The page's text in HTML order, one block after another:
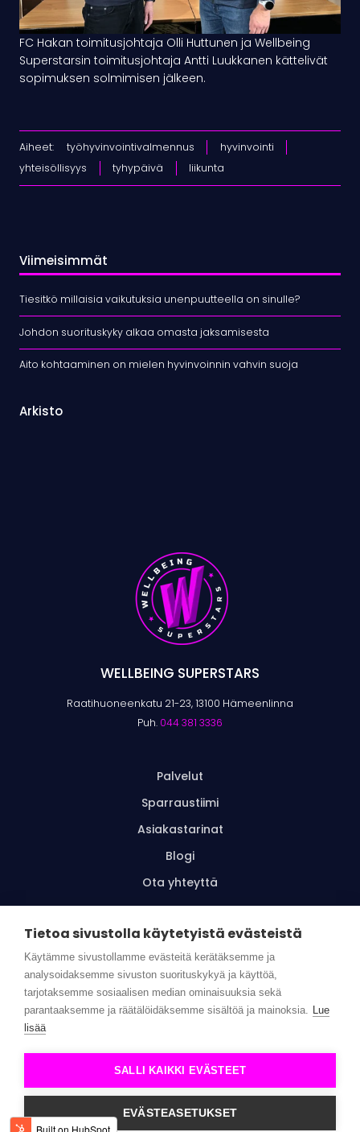
FC Hakan toimitusjohtaja Olli Huttunen ja Wellbeing
Superstarsin toimitusjohtaja Antti Luukkanen kättelivät
sopimuksen solmimisen jälkeen.
Aiheet: työhyvinvointivalmennus
hyvinvointi
yhteisöllisyys
tyhypäivä liikunta
Viimeisimmät
Tiesitkö millaisia vaikutuksia unenpuutteella on sinulle?
Johdon suorituskyky alkaa omasta jaksamisesta
Aito kohtaaminen on mielen hyvinvoinnin vahvin suoja
Arkisto
WELLBEING SUPERSTARS
Raatihuoneenkatu 21-23, 13100 Hämeenlinna
Puh. 044 381 3336
Palvelut
Sparraustiimi
Asiakastarinat
Blogi
Ota yhteyttä
Tilaa uutiskirje
© Wellbeing Superstars |Tietosuojaseloste |Toimitus- ja
Tietoa sivustolla käytetyistä evästeistä
Käytämme sivustollamme evästeitä kerätäksemme ja
analysoidaksemme sivuston suorituskykyä ja käyttöä,
tarjotaksemme sosiaalisen median ominaisuuksia sekä
parantaaksemme ja räätälöidäksemme sisältöä ja mainoksia. Lue
lisää
SALLI KAIKKI EVÄSTEET
EVÄSTEASETUKSET